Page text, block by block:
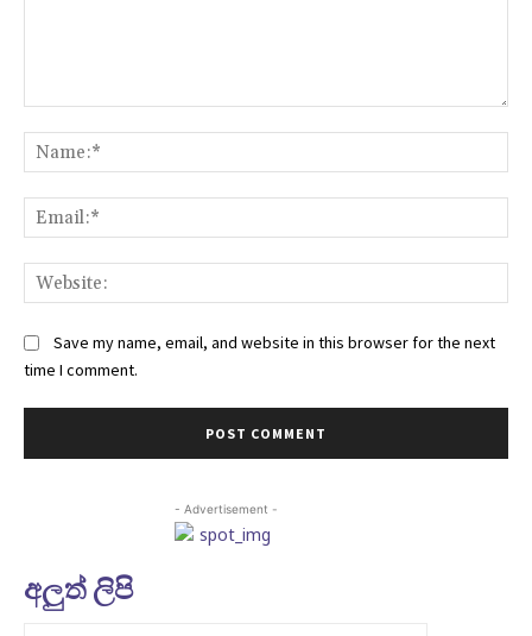
Save my name, email, and website in this browser for the next
time I comment.
- Advertisement -
අලුත් ලිපි